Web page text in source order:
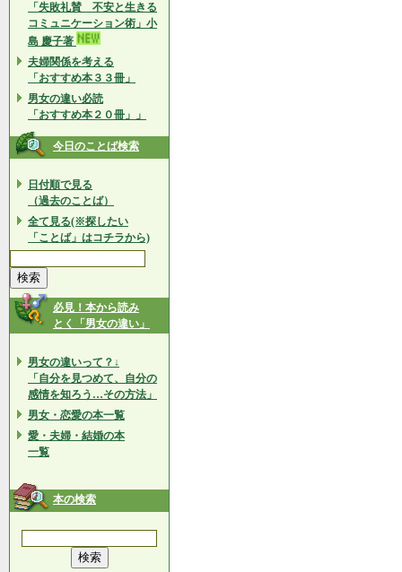
「失敗礼賛 不安と生きる
コミュニケーション術」小
島 慶子著
夫婦関係を考える
「おすすめ本３３冊」
男女の違い必読
「おすすめ本２０冊」」
今日のことば検索
日付順で見る
（過去のことば）
全て見る(※探したい
「ことば」はコチラから)
必見！本から読み
とく「男女の違い」
男女の違いって？↓
「自分を見つめて、自分の
感情を知ろう…その方法」
男女・恋愛の本一覧
愛・夫婦・結婚の本
一覧
本の検索